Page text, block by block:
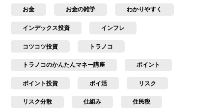
お金 お金の雑学 わかりやすく
インデックス投資 インフレ
コツコツ投資 トラノコ
トラノコのかんたんマネー講座 ポイント
ポイント投資 ポイ活 リスク
リスク分散 仕組み 住民税